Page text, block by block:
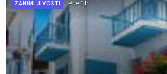
ZANIMLJIVOSTI
Pre 1 h